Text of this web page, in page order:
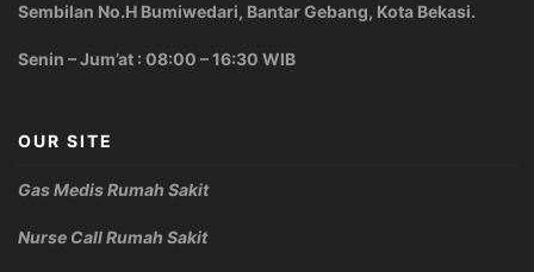
Sembilan No.H Bumiwedari, Bantar Gebang, Kota Bekasi.
Senin – Jum’at : 08:00 – 16:30 WIB
OUR SITE
Gas Medis Rumah Sakit
Nurse Call Rumah Sakit